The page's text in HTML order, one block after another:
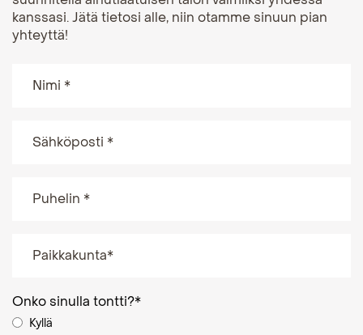
kanssasi. Jätä tietosi alle, niin otamme sinuun pian
yhteyttä!
Onko sinulla tontti?*
Kyllä